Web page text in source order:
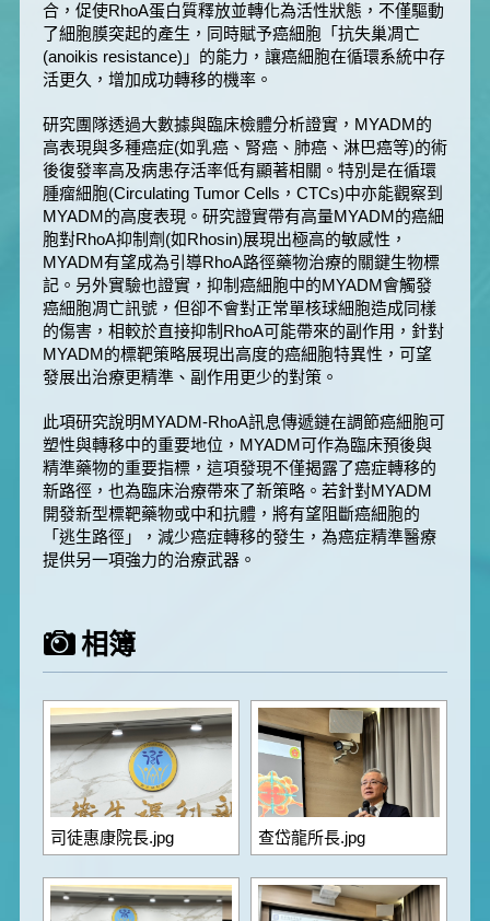
合，促使RhoA蛋白質釋放並轉化為活性狀態，不僅驅動
了細胞膜突起的產生，同時賦予癌細胞「抗失巢凋亡
(anoikis resistance)」的能力，讓癌細胞在循環系統中存
活更久，增加成功轉移的機率。
研究團隊透過大數據與臨床檢體分析證實，MYADM的
高表現與多種癌症(如乳癌、腎癌、肺癌、淋巴癌等)的術
後復發率高及病患存活率低有顯著相關。特別是在循環
腫瘤細胞(Circulating Tumor Cells，CTCs)中亦能觀察到
MYADM的高度表現。研究證實帶有高量MYADM的癌細
胞對RhoA抑制劑(如Rhosin)展現出極高的敏感性，
MYADM有望成為引導RhoA路徑藥物治療的關鍵生物標
記。另外實驗也證實，抑制癌細胞中的MYADM會觸發
癌細胞凋亡訊號，但卻不會對正常單核球細胞造成同樣
的傷害，相較於直接抑制RhoA可能帶來的副作用，針對
MYADM的標靶策略展現出高度的癌細胞特異性，可望
發展出治療更精準、副作用更少的對策。
此項研究說明MYADM-RhoA訊息傳遞鏈在調節癌細胞可
塑性與轉移中的重要地位，MYADM可作為臨床預後與
精準藥物的重要指標，這項發現不僅揭露了癌症轉移的
新路徑，也為臨床治療帶來了新策略。若針對MYADM
開發新型標靶藥物或中和抗體，將有望阻斷癌細胞的
「逃生路徑」，減少癌症轉移的發生，為癌症精準醫療
提供另一項強力的治療武器。
相簿
司徒惠康院長.jpg 查岱龍所長.jpg